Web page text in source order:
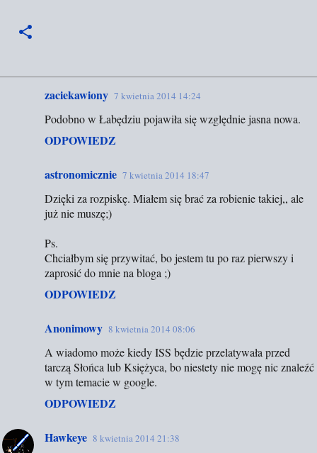
zaciekawiony 7 kwietnia 2014 14:24
Podobno w Łabędziu pojawiła się względnie jasna nowa.
ODPOWIEDZ
astronomicznie 7 kwietnia 2014 18:47
Dzięki za rozpiskę. Miałem się brać za robienie takiej,, ale
już nie muszę;)
Ps.
Chciałbym się przywitać, bo jestem tu po raz pierwszy i
zaprosić do mnie na bloga ;)
ODPOWIEDZ
Anonimowy 8 kwietnia 2014 08:06
A wiadomo może kiedy ISS będzie przelatywała przed
tarczą Słońca lub Księżyca, bo niestety nie mogę nic znaleźć
w tym temacie w google.
ODPOWIEDZ
Hawkeye 8 kwietnia 2014 21:38